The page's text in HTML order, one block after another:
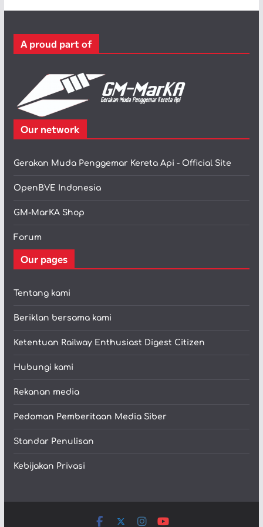
r
A proud part of
Our network
Gerakan Muda Penggemar Kereta Api - Official Site
OpenBVE Indonesia
GM-MarKA Shop
Forum
Our pages
Tentang kami
Beriklan bersama kami
Ketentuan Railway Enthusiast Digest Citizen
Hubungi kami
Rekanan media
Pedoman Pemberitaan Media Siber
Standar Penulisan
Kebijakan Privasi